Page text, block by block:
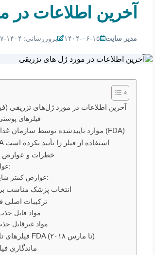
آخرین اطلاعات در
مدیر سایت ۱۴۰۴-۰۶-۱۵ بروزرسانی: ۱۴۰۴-۰۷-۱۶
💉 آخرین اطلاعات در مورد ژل‌های تزریقی
🧬 فیلرهای
✅ موارد تاییدشده توسط سازمان غذا و داروی آمریکا (FDA)
🚫 مواردی که FDA استفاده از فیلر را تأیید نکرده است
⚠️ خطرات و عوارض
🔹 عوارض شایع:
🔹 عوارض کمتر شایع اما مهم:
👩‍⚕️ انتخاب پزشک مناسب
🧫 ترکیبات
🧩 مواد قابل
🧱 مواد غیرقابل
📜 فیلرهای تاییدشده توسط FDA (تا مارس ۲۰۱۸)
🕒 ماندگاری